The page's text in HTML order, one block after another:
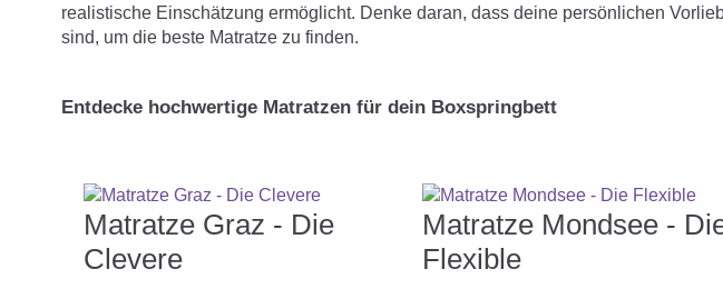
realistische Einschätzung ermöglicht. Denke daran, dass deine persönlichen
sind, um die beste Matratze zu finden.
Entdecke hochwertige Matratzen für dein Boxspringbett
Matratze Graz - Die
Clevere
Matratze Mondsee -
Flexible